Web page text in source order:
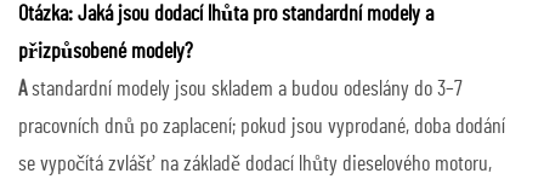
Otázka: Jaká jsou dodací lhůta pro standardní modely a
přizpůsobené modely?
Astandardní modely jsou skladem a budou odeslány do 3–7
pracovních dnů po zaplacení; pokud jsou vyprodané, doba dodání
se vypočítá zvlášť na základě dodací lhůty dieselového motoru,